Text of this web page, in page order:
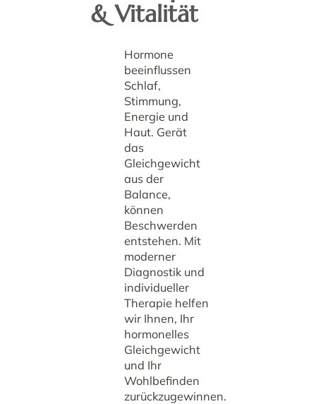
& Vitalität
Hormone
beeinflussen
Schlaf,
Stimmung,
Energie und
Haut. Gerät
das
Gleichgewicht
aus der
Balance,
können
Beschwerden
entstehen. Mit
moderner
Diagnostik und
individueller
Therapie helfen
wir Ihnen, Ihr
hormonelles
Gleichgewicht
und Ihr
Wohlbefinden
zurückzugewinnen.